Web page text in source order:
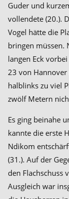
Guder und
vollendete (20.).
Vogel hätte die
bringen müssen.
langen Eck
23 von
halblinks zu viel
zwölf Metern
Es ging beinahe
kannte die erste
Ndikom
(31.). Auf der
den Flachschuss
Ausgleich war